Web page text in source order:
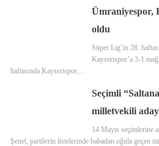
Ümraniyespor,
oldu
Süper Lig’in 28.
Kayserispor’a 3-1
haftasında Kayserispor,…
Seçimli
milletvekili
14 Mayıs seçimlerine
Şenel, partilerin listelerinde babadan oğula geçen